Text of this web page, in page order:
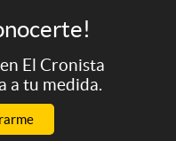
en El Cronista
a tu medida.